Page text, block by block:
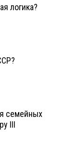
логика?
семейных
III